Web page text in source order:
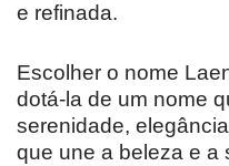
e refinada.
Escolher o nome
dotá-la de um nome
serenidade,
que une a beleza e a